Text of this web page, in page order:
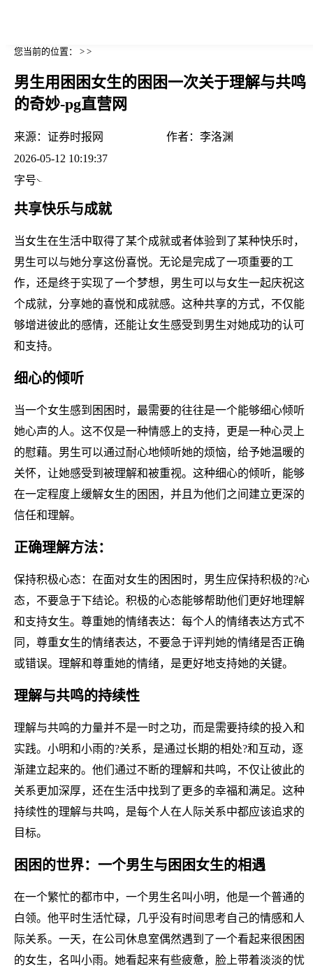
您当前的位置： > >
男生用困困女生的困困一次关于理解与共鸣
的奇妙-pg直营网
来源： 证券时报网 作者： 李洛渊
2026-05-12 10:19:37
字号
共享快乐与成就
当女生在生活中取得了某个成就或者体验到了某种快乐时，
男生可以与她分享这份喜悦。无论是完成了一项重要的工
作，还是终于实现了一个梦想，男生可以与女生一起庆祝这
个成就，分享她的喜悦和成就感。这种共享的方式，不仅能
够增进彼此的感情，还能让女生感受到男生对她成功的认可
和支持。
细心的倾听
当一个女生感到困困时，最需要的往往是一个能够细心倾听
她心声的人。这不仅是一种情感上的支持，更是一种心灵上
的慰藉。男生可以通过耐心地倾听她的烦恼，给予她温暖的
关怀，让她感受到被理解和被重视。这种细心的倾听，能够
在一定程度上缓解女生的困困，并且为他们之间建立更深的
信任和理解。
正确理解方法：
保持积极心态：在面对女生的困困时，男生应保持积极的?心
态，不要急于下结论。积极的心态能够帮助他们更好地理解
和支持女生。尊重她的情绪表达：每个人的情绪表达方式不
同，尊重女生的情绪表达，不要急于评判她的情绪是否正确
或错误。理解和尊重她的情绪，是更好地支持她的关键。
理解与共鸣的持续性
理解与共鸣的力量并不是一时之功，而是需要持续的投入和
实践。小明和小雨的?关系，是通过长期的相处?和互动，逐
渐建立起来的。他们通过不断的理解和共鸣，不仅让彼此的
关系更加深厚，还在生活中找到了更多的幸福和满足。这种
持续性的理解与共鸣，是每个人在人际关系中都应该追求的
目标。
困困的世界：一个男生与困困女生的相遇
在一个繁忙的都市中，一个男生名叫小明，他是一个普通的
白领。他平时生活忙碌，几乎没有时间思考自己的情感和人
际关系。一天，在公司休息室偶然遇到了一个看起来很困困
的女生，名叫小雨。她看起来有些疲惫，脸上带着淡淡的忧